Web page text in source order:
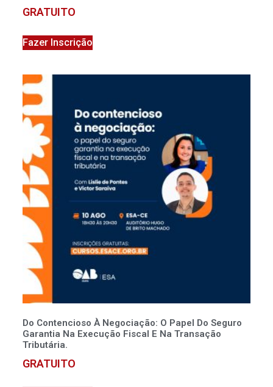
GRATUITO
Fazer Inscrição
Do Contencioso À Negociação: O Papel Do Seguro
Garantia Na Execução Fiscal E Na Transação
Tributária.
GRATUITO